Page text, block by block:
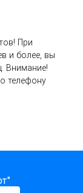
При
и более, вы
Внимание!
телефону